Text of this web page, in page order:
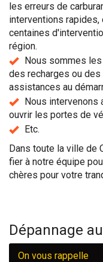
les erreurs de
interventions
centaines
région.
Nous sommes
des recharges ou
assistances au
Nous intervenons
ouvrir les portes de
Etc.
Dans toute la ville de
fier à notre équipe
chères pour votre
Dépannage
On vous rappelle